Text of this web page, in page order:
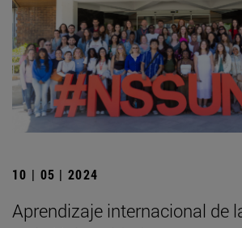
10 | 05 | 2024
Aprendizaje internacional de